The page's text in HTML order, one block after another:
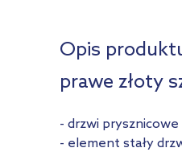
Opis
prawe złoty
- drzwi
- element stały